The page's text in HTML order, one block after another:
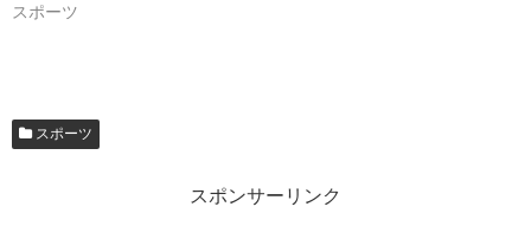
スポーツ
スポーツ
スポンサーリンク